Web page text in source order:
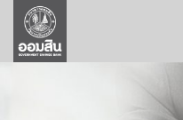
ลูกค้าธุรกิจ
ลูกค้าผู้ประกอบรายย่อย